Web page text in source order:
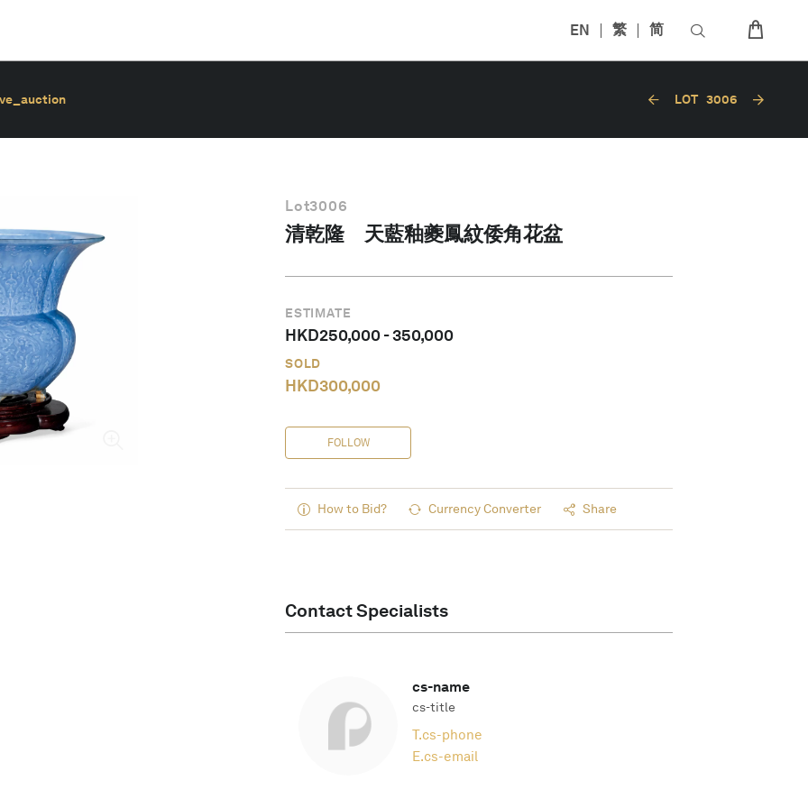
EN 繁 简
LOT 3006
Lot3006
清乾隆 天藍釉夔鳳紋倭角花盆
ESTIMATE
HKD250,000-350,000
SOLD
HKD300,000
FOLLOW
How to Bid? Currency Converter Share
Contact Specialists
cs-name
cs-title
T.cs-phone
E.cs-email